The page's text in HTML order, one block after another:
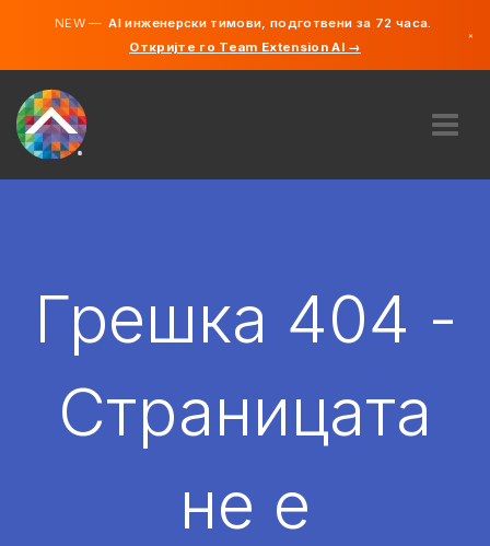
NEW —AI инженерски тимови, подготвени за 72 часа.
Откријте го Team Extension AI →
×
АНГАЖИРАЈ
Грешка 404 -
Страницата
не е